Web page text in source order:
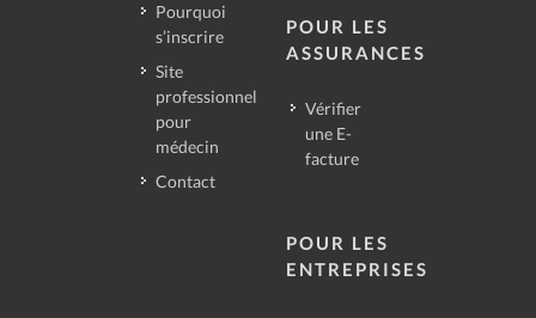
Pourquoi
s’inscrire
Site
professionnel
pour
médecin
Contact
POUR LES
ASSURANCES
Vérifier
une E-
facture
POUR LES
ENTREPRISES